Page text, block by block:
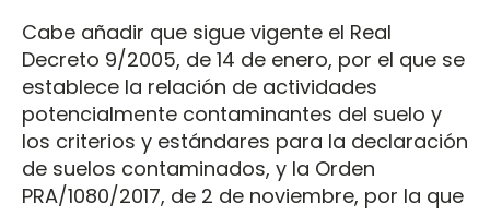
Cabe añadir que sigue vigente el Real
Decreto 9/2005, de 14 de enero, por el que se
establece la relación de actividades
potencialmente contaminantes del suelo y
los criterios y estándares para la declaración
de suelos contaminados, y la Orden
PRA/1080/2017, de 2 de noviembre, por la que